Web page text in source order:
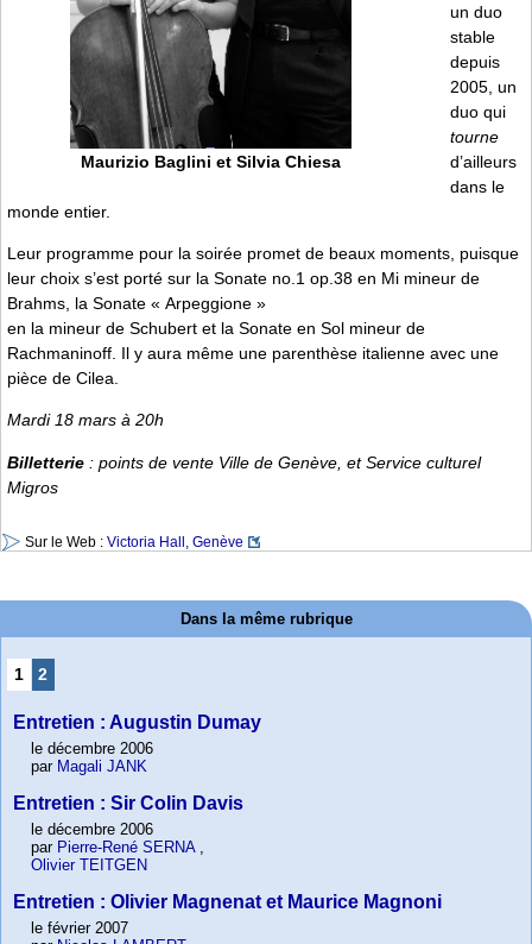
Maurizio Baglini et Silvia Chiesa
un duo
stable
depuis
2005, un
duo qui
tourne
d’ailleurs
dans le
monde entier.
Leur programme pour la soirée promet de beaux moments, puisque
leur choix s’est porté sur la Sonate no.1 op.38 en Mi mineur de
Brahms, la Sonate « Arpeggione »
en la mineur de Schubert et la Sonate en Sol mineur de
Rachmaninoff. Il y aura même une parenthèse italienne avec une
pièce de Cilea.
Mardi 18 mars à 20h
Billetterie : points de vente Ville de Genève, et Service culturel
Migros
Sur le Web : Victoria Hall, Genève
Dans la même rubrique
1 2
Entretien : Augustin Dumay
le décembre 2006
par Magali JANK
Entretien : Sir Colin Davis
le décembre 2006
par Pierre-René SERNA,
Olivier TEITGEN
Entretien : Olivier Magnenat et Maurice Magnoni
le février 2007